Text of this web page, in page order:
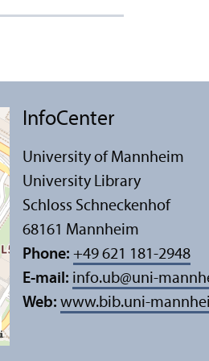
InfoCenter
University of Mannheim
University Library
Schloss Schneckenhof
68161 Mannheim
Phone: +49 621 181-2948
E-mail: info.ub@uni-
Web: www.bib.uni-